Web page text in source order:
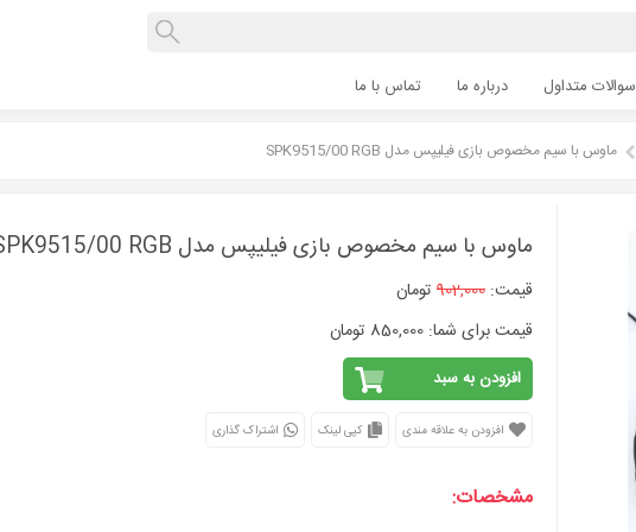
سوالات متداول درباره ما تماس با ما
ماوس با سیم مخصوص بازی فیلیپس مدل SPK9515/00 RGB
ماوس با سیم مخصوص بازی فیلیپس مدل SPK9515/00 RGB
قیمت: 902,000 تومان
قیمت برای شما: 850,000 تومان
افزودن به سبد
افزودن به علاقه مندی کپی لینک اشتراک گذاری
مشخصات: